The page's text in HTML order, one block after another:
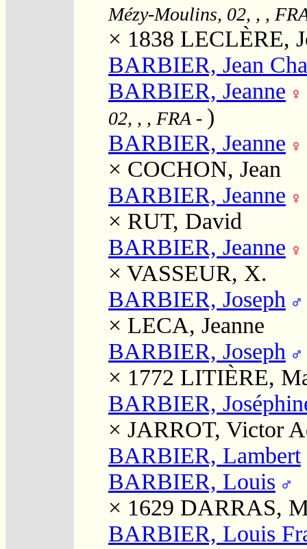
Mézy-Moulins, 02, , ,
× 1838 LECLÈRE,
BARBIER, Jean
BARBIER, Jeanne
02, , , FRA - )
BARBIER, Jeanne
× COCHON, Jean
BARBIER, Jeanne
× RUT, David
BARBIER, Jeanne
× VASSEUR, X.
BARBIER, Joseph
× LECA, Jeanne
BARBIER, Joseph
× 1772 LITIÈRE,
BARBIER,
× JARROT, Victor
BARBIER, Lambert
BARBIER, Louis
× 1629 DARRAS,
BARBIER, Louis